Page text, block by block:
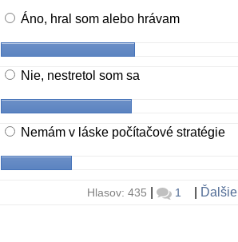
Áno, hral som alebo hrávam
Nie, nestretol som sa
Nemám v láske počítačové stratégie
Hlasov: 435 | 1 Ďalšie